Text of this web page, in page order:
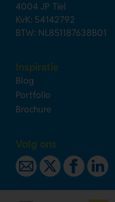
4004 JP Tiel
KvK: 54142792
BTW: NL851187638B01
Inspiratie
Blog
Portfolio
Brochure
Volg ons